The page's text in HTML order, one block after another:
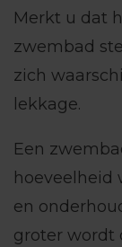
Merkt u dat
zwembad
zich
lekkage.
Een
hoeveelheid
en
groter wordt